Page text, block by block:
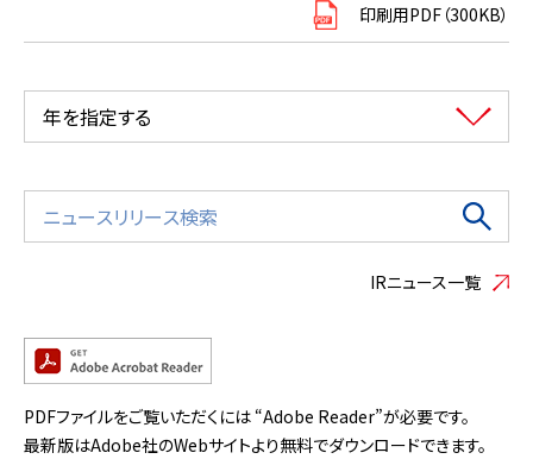
印刷用PDF（300KB）
年を指定する
IRニュース一覧
PDFファイルをご覧いただくには “Adobe Reader”が必要です。
最新版はAdobe社のWebサイトより無料でダウンロードできます。